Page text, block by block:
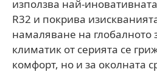
използва най-
R32 и покрива
намаляване на глобалното
климатик от серията се
комфорт, но и за околната